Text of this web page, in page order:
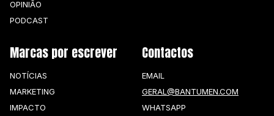
OPINIÃO
PODCAST
Marcas por escrever
NOTÍCIAS
MARKETING
IMPACTO
Contactos
EMAIL
GERAL@BANTUMEN.COM
WHATSAPP